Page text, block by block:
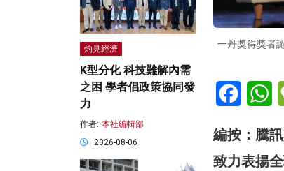
一丹獎得獎者
編按：騰
致力表揚
灼見經濟
K型分化 科技難解內需
之困 學者倡政策協同發
力
作者: 本社編輯部
2026-08-06